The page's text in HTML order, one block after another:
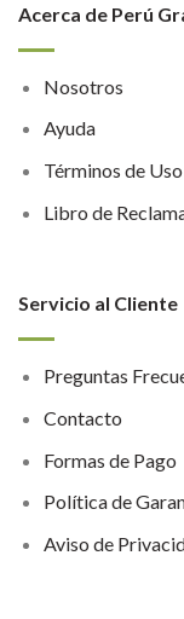
Acerca de Perú
Nosotros
Ayuda
Términos de
Libro de
Servicio al Cliente
Preguntas
Contacto
Formas de Pago
Política de
Aviso de